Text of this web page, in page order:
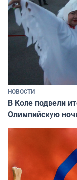
НОВОСТИ
В Коле подвели
Олимпийскую